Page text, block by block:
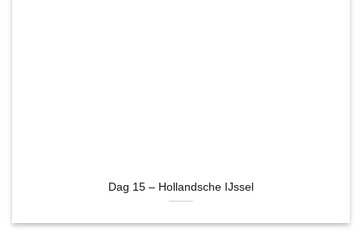
Dag 15 – Hollandsche IJssel